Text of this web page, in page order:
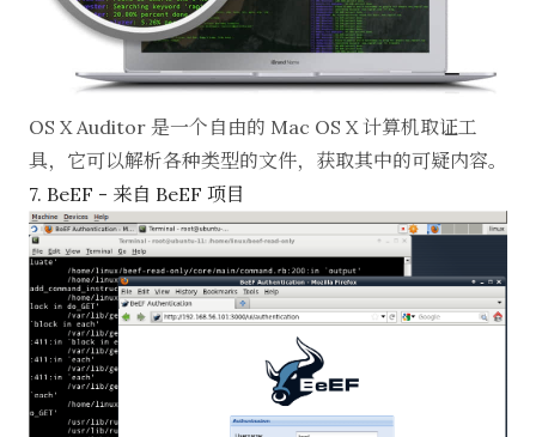
OS X Auditor 是一个自由的 Mac OS X 计算机取证工
具，它可以解析各种类型的文件，获取其中的可疑内容。
7. BeEF - 来自 BeEF 项目